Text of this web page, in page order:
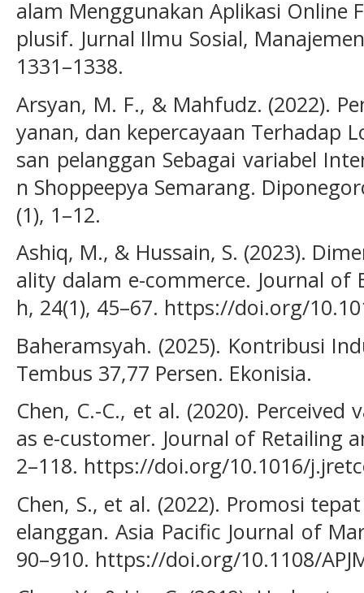
alam Menggunakan Aplikasi Online
plusif. Jurnal Ilmu Sosial,
1331–1338.
Arsyan, M. F., & Mahfudz. (2022).
yanan, dan kepercayaan Terhadap
san pelanggan Sebagai variabel
n Shoppeepya Semarang.
(1), 1–12.
Ashiq, M., & Hussain, S. (2023).
ality dalam e-commerce. Journal of
h, 24(1), 45–67. https://doi.org/
Baheramsyah. (2025). Kontribusi
Tembus 37,77 Persen. Ekonisia.
Chen, C.-C., et al. (2020).
as e-customer. Journal of Retailing
2–118. https://doi.org/10.1016/
Chen, S., et al. (2022). Promosi
elanggan. Asia Pacific Journal of
90–910. https://doi.org/10.1108/